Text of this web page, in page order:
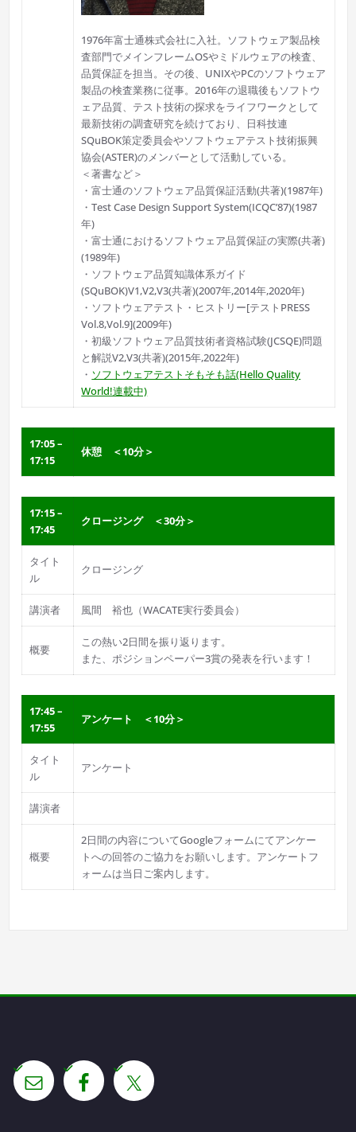
1976年富士通株式会社に入社。ソフトウェア製品検
査部門でメインフレームOSやミドルウェアの検査、
品質保証を担当。その後、UNIXやPCのソフトウェア
製品の検査業務に従事。2016年の退職後もソフトウ
ェア品質、テスト技術の探求をライフワークとして
最新技術の調査研究を続けており、日科技連
SQuBOK策定委員会やソフトウェアテスト技術振興
協会(ASTER)のメンバーとして活動している。
＜著書など＞
・富士通のソフトウェア品質保証活動(共著)(1987年)
・Test Case Design Support System(ICQC’87)(1987
年)
・富士通におけるソフトウェア品質保証の実際(共著)
(1989年)
・ソフトウェア品質知識体系ガイド
(SQuBOK)V1,V2,V3(共著)(2007年,2014年,2020年)
・ソフトウェアテスト・ヒストリー[テストPRESS
Vol.8,Vol.9](2009年)
・初級ソフトウェア品質技術者資格試験(JCSQE)問題
と解説V2,V3(共著)(2015年,2022年)
・ ソフトウェアテストそもそも話(Hello Quality
World!連載中)
17:05 –
17:15
休憩 ＜10分＞
17:15 –
17:45
クロージング ＜30分＞
タイト
ル
クロージング
講演者 風間 裕也（WACATE実行委員会）
概要
この熱い2日間を振り返ります。
また、ポジションペーパー3賞の発表を行います！
17:45 –
17:55
アンケート ＜10分＞
タイト
ル
アンケート
講演者
概要
2日間の内容についてGoogleフォームにてアンケー
トへの回答のご協力をお願いします。アンケートフ
ォームは当日ご案内します。